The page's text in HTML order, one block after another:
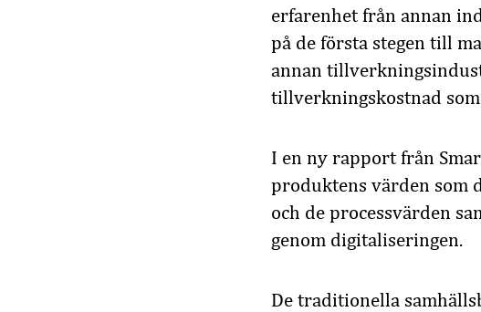
erfarenhet från annan
på de första stegen till
annan
tillverkningskostnad
I en ny rapport från
produktens värden som
och de processvärden
genom digitaliseringen.
De traditionella